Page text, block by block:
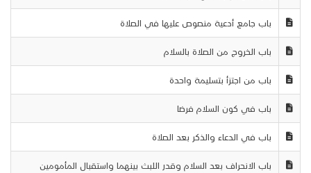
باب جامع أدعية منصوص عليها في الصلاة
باب الخروج من الصلاة بالسلام
باب من اجتزأ بتسليمة واحدة
باب في كون السلام فرضا
باب في الدعاء والذكر بعد الصلاة
باب الانحراف بعد السلام وقدر اللبث بينهما واستقبال المأمومين